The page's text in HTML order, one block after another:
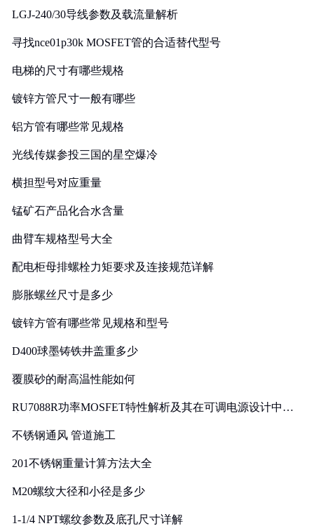
LGJ-240/30导线参数及载流量解析
寻找nce01p30k MOSFET管的合适替代型号
电梯的尺寸有哪些规格
镀锌方管尺寸一般有哪些
铝方管有哪些常见规格
光线传媒参投三国的星空爆冷
横担型号对应重量
锰矿石产品化合水含量
曲臂车规格型号大全
配电柜母排螺栓力矩要求及连接规范详解
膨胀螺丝尺寸是多少
镀锌方管有哪些常见规格和型号
D400球墨铸铁井盖重多少
覆膜砂的耐高温性能如何
RU7088R功率MOSFET特性解析及其在可调电源设计中的
不锈钢通风 管道施工
201不锈钢重量计算方法大全
M20螺纹大径和小径是多少
1-1/4 NPT螺纹参数及底孔尺寸详解